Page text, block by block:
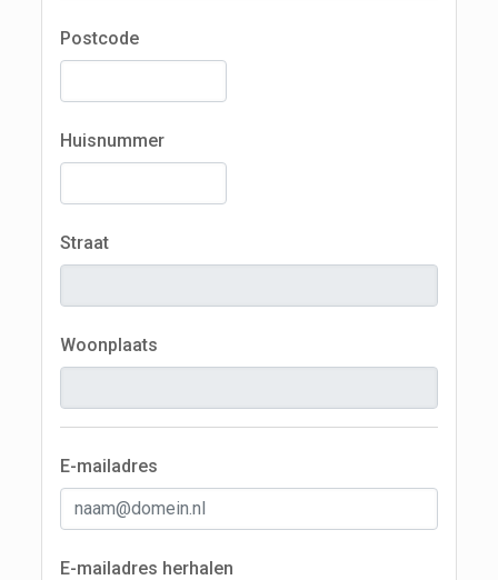
d
Postcode
Huisnummer
Straat
Woonplaats
E-mailadres
E-mailadres herhalen